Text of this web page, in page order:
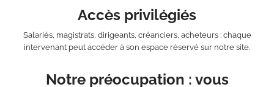
Accès privilégiés
Salariés, magistrats, dirigeants, créanciers, acheteurs : chaque
intervenant peut accéder à son espace réservé sur notre site.
Notre préocupation : vous